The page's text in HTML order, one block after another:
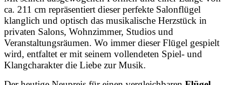
ca. 211 cm repräsentiert dieser perfekte Salonflügel
klanglich und optisch das musikalische Herzstück in
privaten Salons, Wohnzimmer, Studios und
Veranstaltungsräumen. Wo immer dieser Flügel gespielt
wird, entfaltet er mit seinem vollendeten Spiel- und
Klangcharakter die Liebe zur Musik.